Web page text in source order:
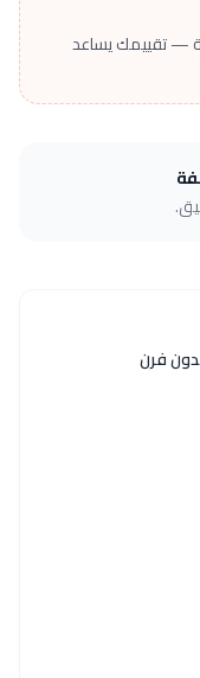
— تقييمك يساعد
فرن